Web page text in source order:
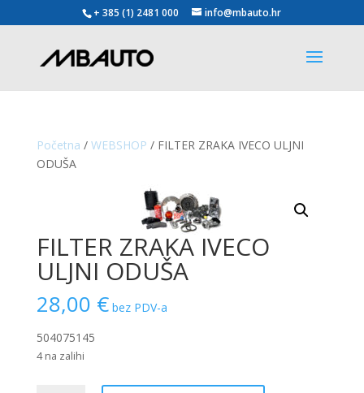
+ 385 (1) 2481 000 info@mbauto.hr
Početna / WEBSHOP / FILTER ZRAKA IVECO ULJNI
ODUŠA
FILTER ZRAKA IVECO
ULJNI ODUŠA
28,00 € bez PDV-a
504075145
4 na zalihi